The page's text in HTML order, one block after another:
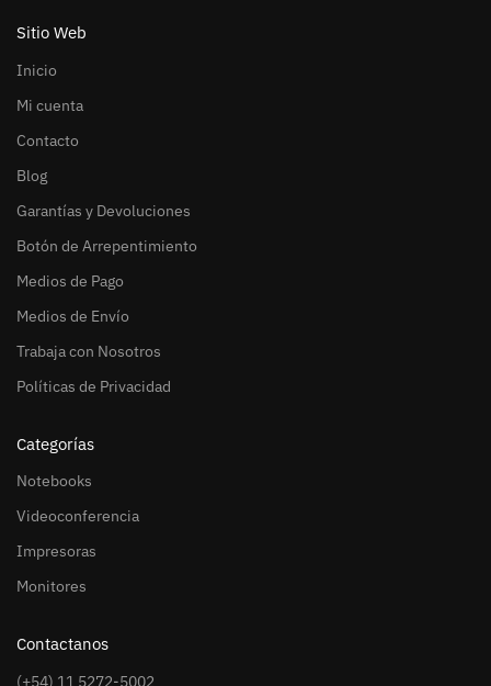
Sitio Web
Inicio
Mi cuenta
Contacto
Blog
Garantías y Devoluciones
Botón de Arrepentimiento
Medios de Pago
Medios de Envío
Trabaja con Nosotros
Políticas de Privacidad
Categorías
Notebooks
Videoconferencia
Impresoras
Monitores
Contactanos
(+54) 11 5272-5002